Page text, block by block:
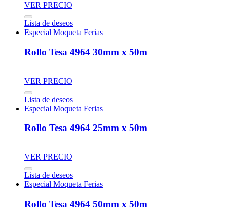
VER PRECIO
Lista de deseos
Especial Moqueta Ferias
Rollo Tesa 4964 30mm x 50m
VER PRECIO
Lista de deseos
Especial Moqueta Ferias
Rollo Tesa 4964 25mm x 50m
VER PRECIO
Lista de deseos
Especial Moqueta Ferias
Rollo Tesa 4964 50mm x 50m